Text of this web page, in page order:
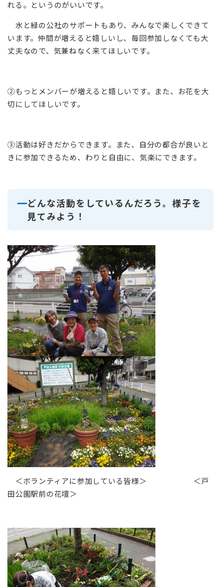
れる。というのがいいです。
水と緑の公社のサポートもあり、みんなで楽しくできて
います。仲間が増えると嬉しいし、毎回参加しなくても大
丈夫なので、気兼ねなく来てほしいです。
②もっとメンバーが増えると嬉しいです。また、お花を大
切にしてほしいです。
③活動は好きだからできます。また、自分の都合が良いと
きに参加できるため、わりと自由に、気楽にできます。
どんな活動をしているんだろう。様子を
見てみよう！
＜ボランティアに参加している皆様＞ ＜戸
田公園駅前の花壇＞